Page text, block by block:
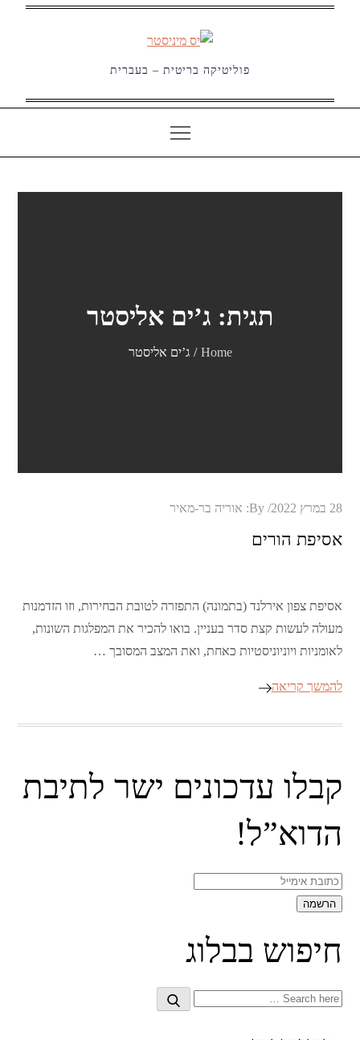
פוליטיקה בריטית – בעברית
תגית: ג’ים אליסטר
Home ג’ים אליסטר
Posted
28 במרץ 2022 By: אוריה בר-מאיר
אסיפת הורים
אסיפת צפון אירלנד (בתמונה) התפזרה לטובת הבחירות, וזו הזדמנות
מעולה לעשות קצת סדר בעניין. בואו להכיר את המפלגות השונות,
לאומניות ויוניוניסטיות כאחת, ואת המצב המסובך …
להמשך קריאה
קבלו עדכונים ישר לתיבת
הדוא”ל!
חיפוש בבלוג
Search
Search